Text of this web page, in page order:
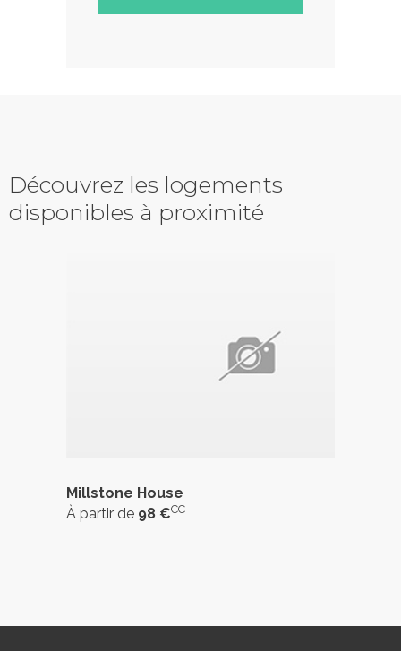
Découvrez les logements
disponibles à proximité
Millstone House
À partir de 98 €CC